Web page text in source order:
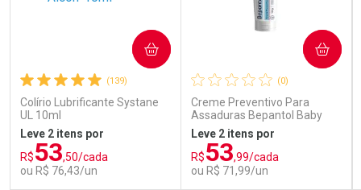
(139)
Colírio Lubrificante Systane
UL 10ml
Leve 2 itens por
R$53,50/cada
ou R$ 76,43/un
COMPRAR
(0)
Creme Preventivo Para
Assaduras Bepantol Baby
Toy Story Personagens
Sortidos 120g
Leve 2 itens por
R$53,99/cada
ou R$ 71,99/un
COMPRAR